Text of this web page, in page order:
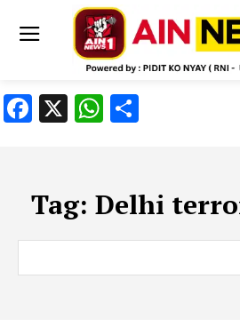
Facebook
X WhatsApp
Tag: Delhi